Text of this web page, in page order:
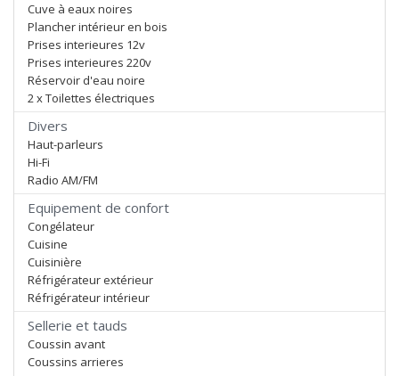
Cuve à eaux noires
Plancher intérieur en bois
Prises interieures 12v
Prises interieures 220v
Réservoir d'eau noire
2 x Toilettes électriques
Divers
Haut-parleurs
Hi-Fi
Radio AM/FM
Equipement de confort
Congélateur
Cuisine
Cuisinière
Réfrigérateur extérieur
Réfrigérateur intérieur
Sellerie et tauds
Coussin avant
Coussins arrieres